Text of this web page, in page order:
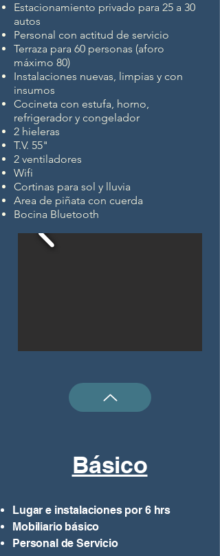
Estacionamiento privado para 25 a 30
autos
Personal con actitud de servicio
Terraza para 60 personas (aforo
máximo 80)
Instalaciones nuevas, limpias y con
insumos
Cocineta con estufa, horno,
refrigerador y congelador
2 hieleras
T.V. 55"
2 ventiladores
Wifi
Cortinas para sol y lluvia
Area de piñata con cuerda
Bocina Bluetooth
Lugar e instalaciones por 6 hrs
Mobiliario básico
Personal de Servicio
Básico